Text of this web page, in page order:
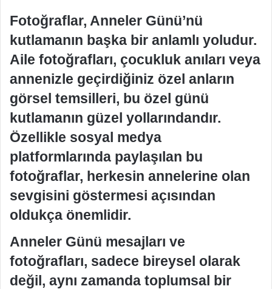
Fotoğraflar, Anneler Günü’nü
kutlamanın başka bir anlamlı yoludur.
Aile fotoğrafları, çocukluk anıları veya
annenizle geçirdiğiniz özel anların
görsel temsilleri, bu özel günü
kutlamanın güzel yollarındandır.
Özellikle sosyal medya
platformlarında paylaşılan bu
fotoğraflar, herkesin annelerine olan
sevgisini göstermesi açısından
oldukça önemlidir.
Anneler Günü mesajları ve
fotoğrafları, sadece bireysel olarak
değil, aynı zamanda toplumsal bir